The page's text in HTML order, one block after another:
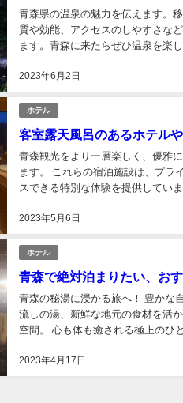
2023年6月2日
青森県の温泉の魅力を伝えます。
質や効能、アクセスのしやすさな
ます。青森に来たらぜひ温泉を楽
ホテル
客室露天風呂のあるホテル
2023年5月6日
青森観光をより一層楽しく、優雅
ます。 これらの宿泊施設は、プラ
スできる特別な体験を提供してい
ホテル
青森で絶対泊まりたい、お
2023年4月17日
青森の秘湯に浸かる旅へ！ 豊かな
流しの湯、新鮮な地元の食材を活
空間。 心も体も癒される極上のひ